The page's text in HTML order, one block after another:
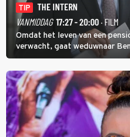
TIP
THE INTERN
VANMIDDAG 17:27 - 20:00· FILM
Omdat het leven van een
verwacht, gaat weduwnaar
bij de hippe webwinkel van